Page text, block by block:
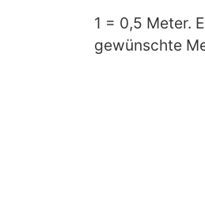
1 = 0,5 Meter.
gewünschte